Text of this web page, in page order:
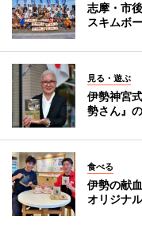
志摩・市
スキムボ
見る・遊ぶ
伊勢神宮
勢さん』
食べる
伊勢の献
オリジナ